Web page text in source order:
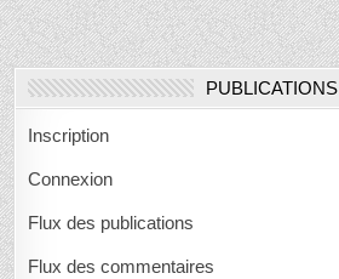
PUBLICATIONS
Inscription
Connexion
Flux des publications
Flux des commentaires